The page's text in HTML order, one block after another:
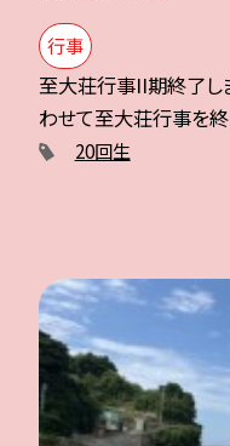
行事
至大荘行事II期終了し
わせて至大荘行事を
20回生